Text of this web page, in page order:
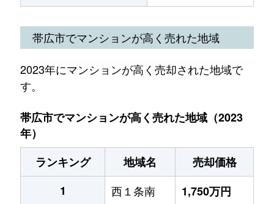
帯広市でマンションが高く売れた地域
2023年にマンションが高く売却された地域で
す。
帯広市でマンションが高く売れた地域（2023
年）
ランキング
地域名
売却価格
1
西１条南 1,750万円